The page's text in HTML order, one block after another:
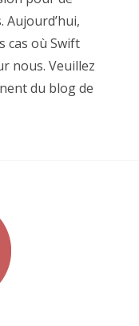
cas où Swift
nous. Veuillez
du blog de